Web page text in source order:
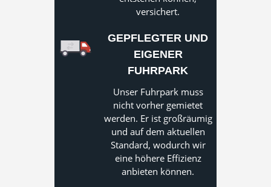
versichert.
GEPFLEGTER UND
EIGENER
FUHRPARK
Unser Fuhrpark muss
nicht vorher gemietet
werden. Er ist großräumig
und auf dem aktuellen
Standard, wodurch wir
eine höhere Effizienz
anbieten können.